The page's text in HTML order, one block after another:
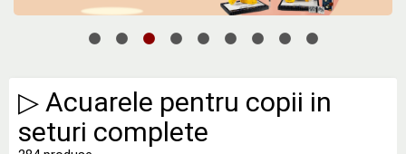
▷ Acuarele pentru copii in
seturi complete